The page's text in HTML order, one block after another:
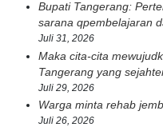
Bupati Tangerang:
sarana qpembelajaran
Juli 31, 2026
Maka cita-cita
Tangerang yang
Juli 29, 2026
Warga minta rehab
Juli 26, 2026